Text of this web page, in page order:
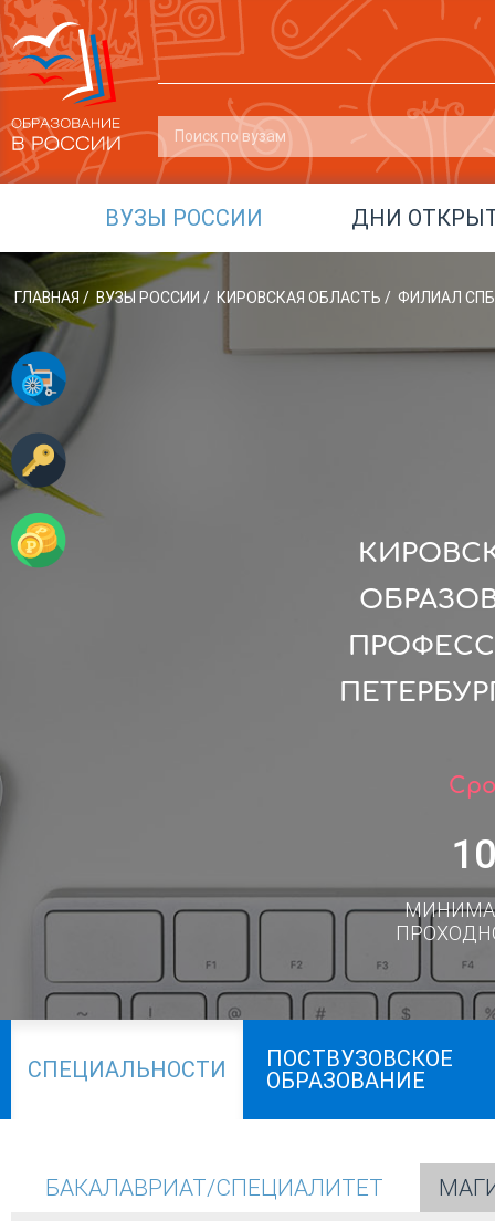
ВУЗЫ РОССИИ ДНИ
ГЛАВНАЯ / ВУЗЫ РОССИИ / КИРОВСКАЯ ОБЛАСТЬ / ФИЛИАЛ
СПЕЦИАЛЬНОСТИ
ПОСТВУЗОВСКОЕ
ОБРАЗОВАНИЕ
БАКАЛАВРИАТ/СПЕЦИАЛИТЕТ